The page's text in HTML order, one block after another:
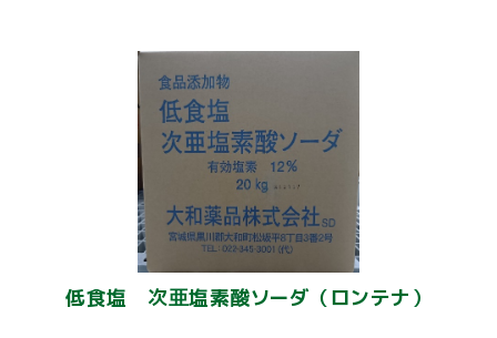
低食塩 次亜塩素酸ソーダ（ロンテナ）